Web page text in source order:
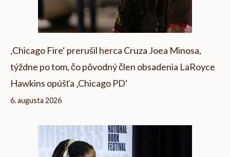
‚Chicago Fire‘ prerušil herca Cruza Joea Minosa,
týždne po tom, čo pôvodný člen obsadenia LaRoyce
Hawkins opúšťa ‚Chicago PD‘
6. augusta 2026